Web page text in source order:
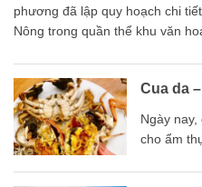
phương đã lập quy hoạch chi
Nông trong quần thể khu văn
Cua da
Ngày
cho ẩm